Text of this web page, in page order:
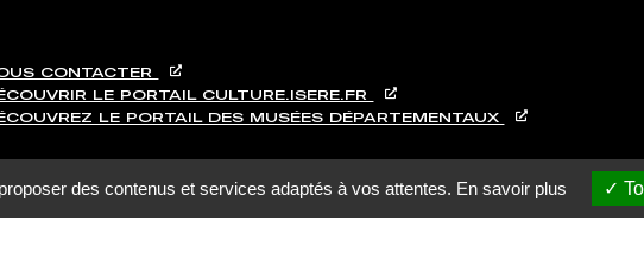
des contenus et services adaptés à vos attentes. En savoir plus
CONTACTER
LE PORTAIL CULTURE.ISERE.FR
LE PORTAIL DES MUSÉES DÉPARTEMENTAUX